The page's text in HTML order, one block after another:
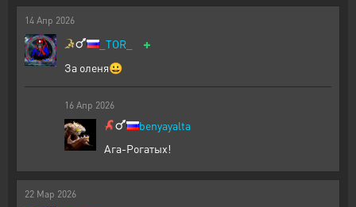
14 Апр 2026
_TOR_ +
За оленя😀
16 Апр 2026
benyayalta
Ага-Рогатых!
22 Мар 2026